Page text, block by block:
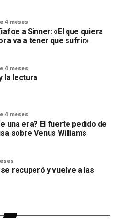
4 meses
a Sinner: «El que quiera
va a tener que sufrir»
4 meses
la lectura
4 meses
una era? El fuerte pedido de
sobre Venus Williams
se recuperó y vuelve a las